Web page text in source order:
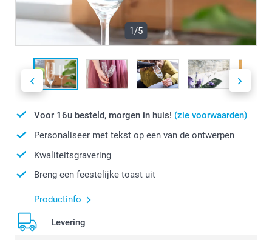
1/5
Voor 16u besteld, morgen in huis! (zie voorwaarden)
Personaliseer met tekst op een van de ontwerpen
Kwaliteitsgravering
Breng een feestelijke toast uit
Productinfo
Levering